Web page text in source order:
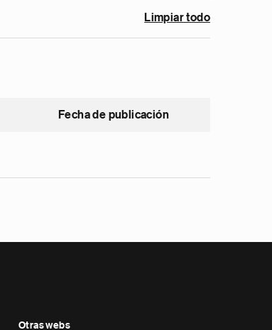
Limpiar todo
Fecha de publicación
Otras webs